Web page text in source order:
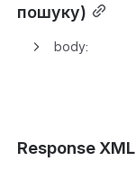
пошуку)
body:
Response XML